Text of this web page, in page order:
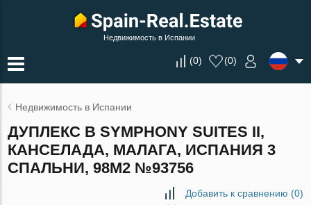
Недвижимость в Испании
(0) (0)
Недвижимость в Испании
ДУПЛЕКС В SYMPHONY SUITES II,
КАНСЕЛАДА, МАЛАГА, ИСПАНИЯ 3
СПАЛЬНИ, 98М2 №93756
Добавить к сравнению (0)